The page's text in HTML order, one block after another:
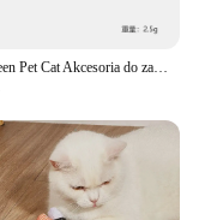
Halloween Pet Cat Akcesoria do zabawek Wełniany kwiat Bęben Dzwonek Dynia Piłka Wiosna Kot Interaktywna zabawka